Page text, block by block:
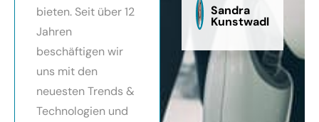
bieten. Seit über 12
Jahren
beschäftigen wir
uns mit den
neuesten Trends &
Technologien und
Sandra
Kunstwadl